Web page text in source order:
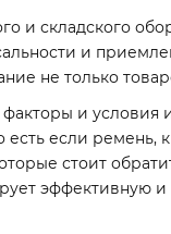
и складского
и
не только
и
если ремень,
стоит
эффективную и